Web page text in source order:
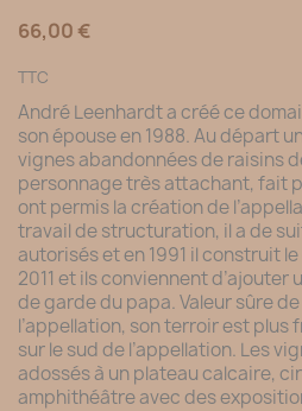
66,00 €
TTC
André Leenhardt a créé ce
son épouse en 1988. Au départ
vignes abandonnées de raisins
personnage très attachant, fait
ont permis la création de
travail de structuration, il a de
autorisés et en 1991 il construit
2011 et ils conviennent d’ajouter
de garde du papa. Valeur sûre
l’appellation, son terroir est plus
sur le sud de l’appellation. Les
adossés à un plateau calcaire,
amphithéâtre avec des